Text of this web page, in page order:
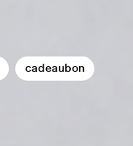
cadeaubon